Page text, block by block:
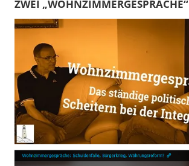
ZWEI „WOHNZIMMERGESPRÄCHE“